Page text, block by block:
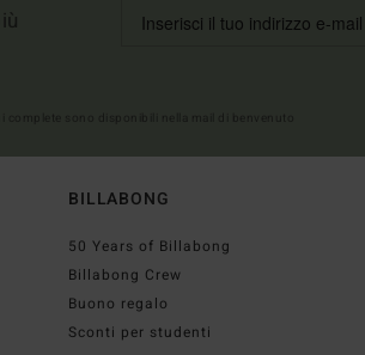
BILLABONG
50 Years of Billabong
Billabong Crew
Buono regalo
Sconti per studenti